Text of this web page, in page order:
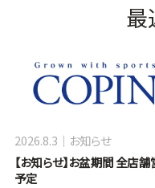
最
【お知らせ】お盆期間 全店
予定
2026.8.3
お知らせ